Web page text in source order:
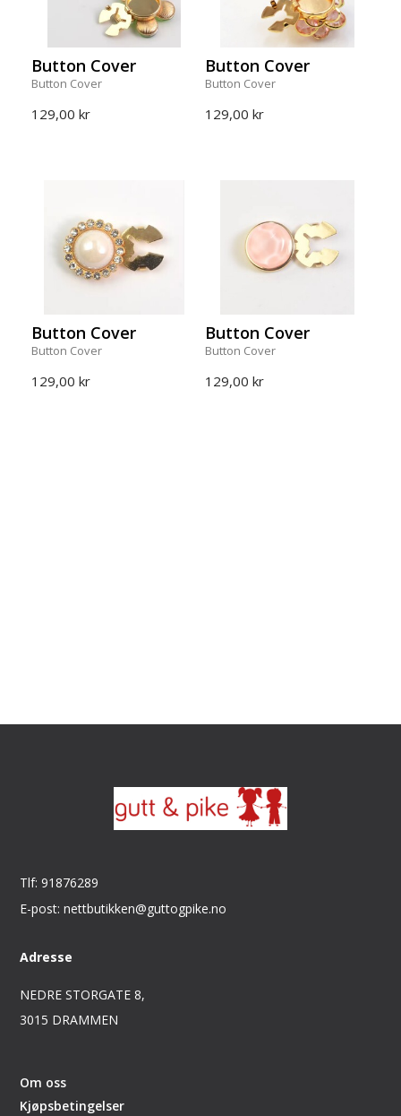
Button Cover
Button Cover
129,00 kr
Button Cover
Button Cover
129,00 kr
Button Cover
Button Cover
129,00 kr
Button Cover
Button Cover
129,00 kr
Tlf: 91876289
E-post: nettbutikken@guttogpike.no
Adresse
NEDRE STORGATE 8,
3015 DRAMMEN
Om oss
Kjøpsbetingelser